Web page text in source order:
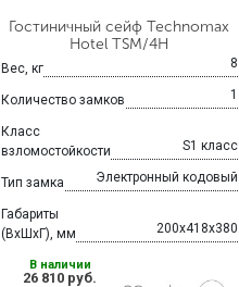
Гостиничный сейф Technomax
Hotel TSM/4H
Вес, кг 8
Количество замков 1
Класс
взломостойкости
S1 класс
Тип замка Электронный кодовый
Габариты
(ВхШхГ), мм
200x418x380
В наличии
26 810 руб.